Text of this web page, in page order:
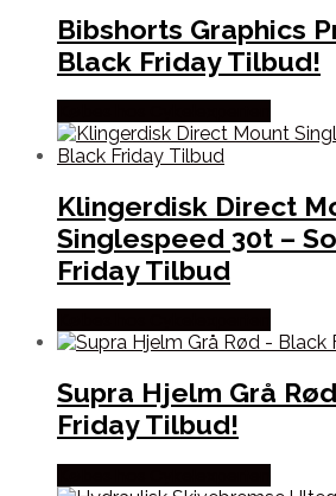
Bibshorts Graphics
Black Friday Tilbud!
Klingerdisk Direct
Singlespeed 30t –
Friday Tilbud
Supra Hjelm Grå
Friday Tilbud!